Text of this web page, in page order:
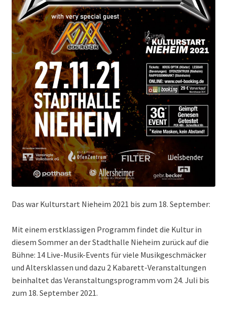
Das war Kulturstart Nieheim 2021 bis zum 18. September:
Mit einem erstklassigen Programm findet die Kultur in
diesem Sommer an der Stadthalle Nieheim zurück auf die
Bühne: 14 Live-Musik-Events für viele Musikgeschmäcker
und Altersklassen und dazu 2 Kabarett-Veranstaltungen
beinhaltet das Veranstaltungsprogramm vom 24. Juli bis
zum 18. September 2021.